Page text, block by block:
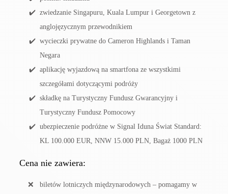
zwiedzanie Singapuru, Kuala Lumpur i Georgetown z
anglojęzycznym przewodnikiem
wycieczki prywatne do Cameron Highlands i Taman
Negara
aplikację wyjazdową na smartfona ze wszystkimi
szczegółami dotyczącymi podróży
składkę na Turystyczny Fundusz Gwarancyjny i
Turystyczny Fundusz Pomocowy
ubezpieczenie podróżne w Signal Iduna Świat Standard:
KL 100.000 EUR, NNW 15.000 PLN, Bagaż 1000 PLN
Cena nie zawiera:
biletów lotniczych międzynarodowych – pomagamy w